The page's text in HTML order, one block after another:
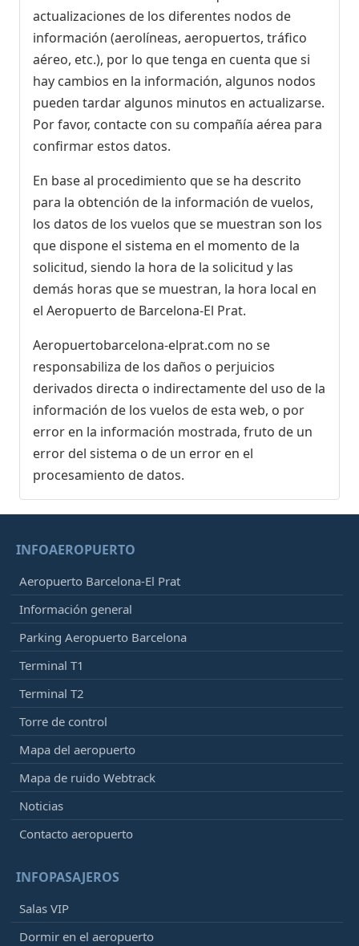
actualizaciones de los diferentes nodos de
información (aerolíneas, aeropuertos, tráfico
aéreo, etc.), por lo que tenga en cuenta que si
hay cambios en la información, algunos nodos
pueden tardar algunos minutos en actualizarse.
Por favor, contacte con su compañía aérea para
confirmar estos datos.
En base al procedimiento que se ha descrito
para la obtención de la información de vuelos,
los datos de los vuelos que se muestran son los
que dispone el sistema en el momento de la
solicitud, siendo la hora de la solicitud y las
demás horas que se muestran, la hora local en
el Aeropuerto de Barcelona-El Prat.
Aeropuertobarcelona-elprat.com no se
responsabiliza de los daños o perjuicios
derivados directa o indirectamente del uso de la
información de los vuelos de esta web, o por
error en la información mostrada, fruto de un
error del sistema o de un error en el
procesamiento de datos.
INFOAEROPUERTO
Aeropuerto Barcelona-El Prat
Información general
Parking Aeropuerto Barcelona
Terminal T1
Terminal T2
Torre de control
Mapa del aeropuerto
Mapa de ruido Webtrack
Noticias
Contacto aeropuerto
INFOPASAJEROS
Salas VIP
Dormir en el aeropuerto